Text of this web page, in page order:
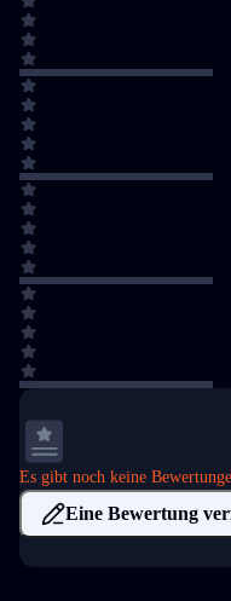
Es gibt noch keine
Eine Bewertung